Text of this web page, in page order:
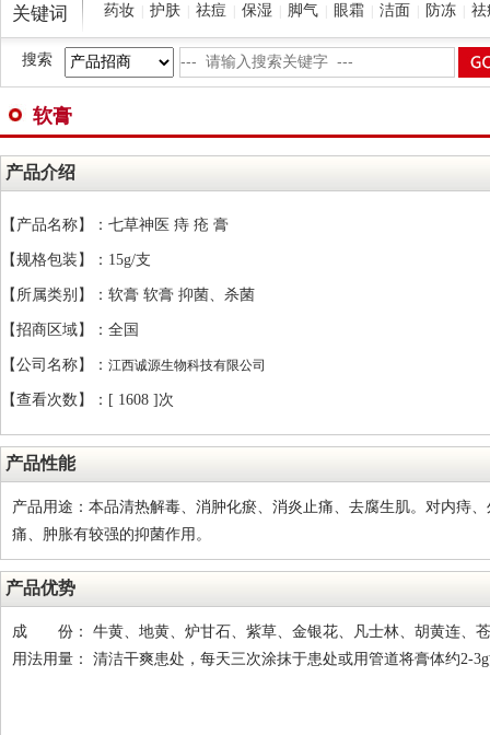
关键词
药妆
护肤 祛痘 保湿 脚气 眼霜 洁面 防冻 祛
搜索
软膏
产品介绍
【产品名称】：七草神医 痔 疮 膏
【规格包装】：15g/支
【所属类别】：软膏 软膏 抑菌、杀菌
【招商区域】：全国
【公司名称】： 江西诚源生物科技有限公司
【查看次数】：[ 1608 ]次
产品性能
产品用途：本品清热解毒、消肿化瘀、消炎止痛、去腐生肌。对内痔
痛、肿胀有较强的抑菌作用。
产品优势
成 份： 牛黄、地黄、炉甘石、紫草、金银花、凡士林、胡黄连、
用法用量： 清洁干爽患处，每天三次涂抹于患处或用管道将膏体约2-